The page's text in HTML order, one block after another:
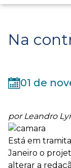
Na
01 de
por Leandro
Está em
Janeiro o
alterar a